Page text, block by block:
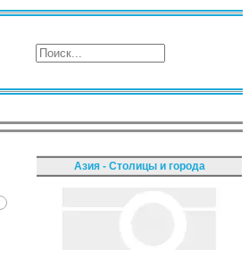
Азия - Столицы и города